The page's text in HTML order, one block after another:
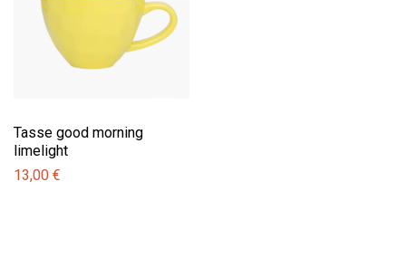
Tasse good morning
limelight
13,00 €